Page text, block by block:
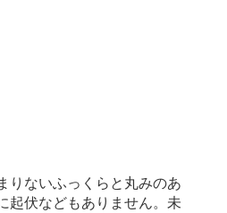
りないふっくらと丸みのあ
起伏などもありません。未